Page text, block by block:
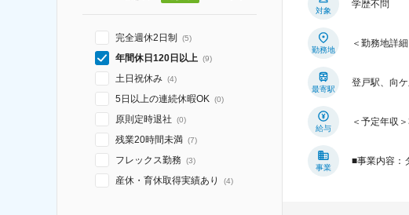
完全週休2日制 (5)
年間休日120日以上 (9)
土日祝休み (4)
5日以上の連続休暇OK (0)
原則定時退社 (0)
残業20時間未満 (7)
フレックス勤務 (3)
産休・育休取得実績あり (4)
対象
学歴不問
勤務地
＜勤務地詳
最寄駅
登戸駅、向
給与
＜予定年収
事業
■事業内容：